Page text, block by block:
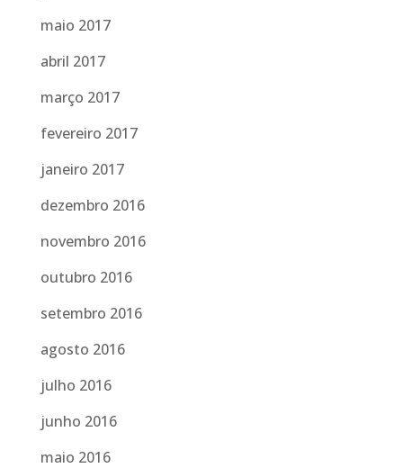
maio 2017
abril 2017
março 2017
fevereiro 2017
janeiro 2017
dezembro 2016
novembro 2016
outubro 2016
setembro 2016
agosto 2016
julho 2016
junho 2016
maio 2016